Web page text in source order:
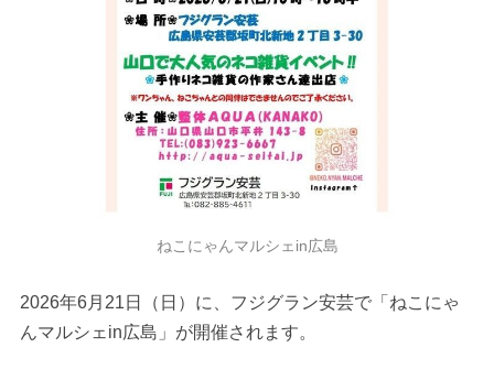
ねこにゃんマルシェin広島
2026年6月21日（日）に、フジグラン安芸で「ねこにゃ
んマルシェin広島」が開催されます。